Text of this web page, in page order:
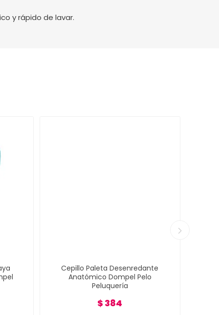
y rápido de lavar.
Cepillo Paleta Desenredante
Anatómico Dompel Pelo
Peluquería
$ 384